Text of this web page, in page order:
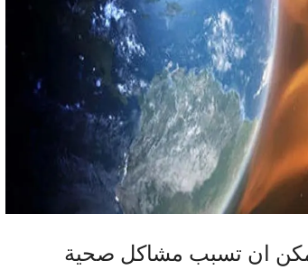
ان تسبب مشاكل صحية